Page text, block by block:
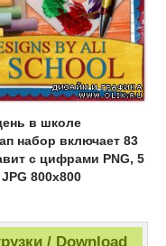
в школе
набор включает 83
с цифрами PNG, 5
800х800
/ Download